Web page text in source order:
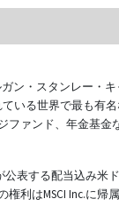
ン・スタンレー・
ている世界で最も
ファンド、年金基
公表する配当込み米
利はMSCI Inc.に帰属